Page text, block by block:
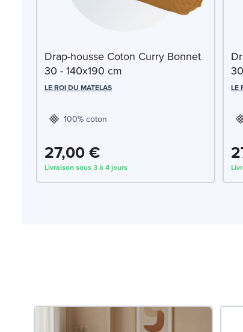
Drap-housse Coton Curry Bonnet
30 - 140x190 cm
LE ROI DU MATELAS
100% coton
27,00 €
Livraison sous 3 à 4 jours
LE